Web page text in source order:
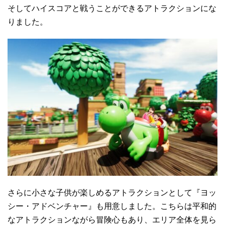
そしてハイスコアと戦うことができるアトラクションにな
りました。
さらに小さな子供が楽しめるアトラクションとして『ヨッ
シー・アドベンチャー』も用意しました。こちらは平和的
なアトラクションながら冒険心もあり、エリア全体を見ら